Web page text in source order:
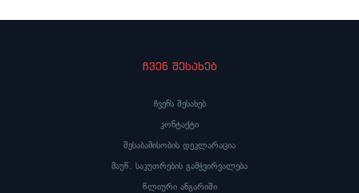
ჩვენ შესახებ
ჩვენს შესახებ
კონტაქტი
შესაბამისობის დეკლარაცია
მაუწ. საკუთრების გამჭვირვალება
წლიური ანგარიში